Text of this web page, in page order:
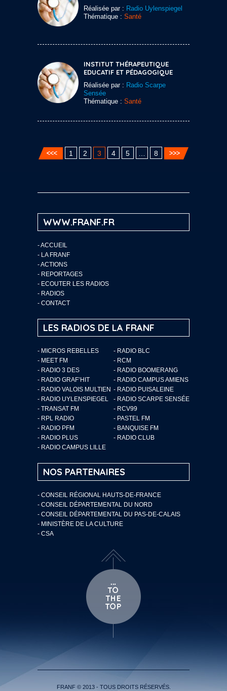
Réalisée par : Radio Uylenspiegel
Thématique : Santé
INSTITUT THÉRAPEUTIQUE
EDUCATIF ET PÉDAGOGIQUE
Réalisée par : Radio Scarpe
Sensée
Thématique : Santé
1 2 3 4 5 8
WWW.FRANF.FR
-ACCUEIL
- LA FRANF
-ACTIONS
- REPORTAGES
- ECOUTER LES RADIOS
- RADIOS
- CONTACT
LES RADIOS DE LA FRANF
- MICROS REBELLES
- RADIO BLC
- MEET FM
- RCM
- RADIO 3 DES
- RADIO BOOMERANG
- RADIO GRAF’HIT
- RADIO CAMPUS AMIENS
- RADIO VALOIS MULTIEN - RADIO PUISALEINE
- RADIO UYLENSPIEGEL
- RADIO SCARPE SENSÉE
- TRANSAT FM
- RCV99
- RPL RADIO
- PASTEL FM
- RADIO PFM
- BANQUISE FM
- RADIO PLUS
- RADIO CLUB
- RADIO CAMPUS LILLE
NOS PARTENAIRES
- CONSEIL RÉGIONAL HAUTS-DE-FRANCE
- CONSEIL DÉPARTEMENTAL DU NORD
- CONSEIL DÉPARTEMENTAL DU PAS-DE-CALAIS
- MINISTÈRE DE LA CULTURE
- CSA
FRANF © 2013 - TOUS DROITS RÉSERVÉS.